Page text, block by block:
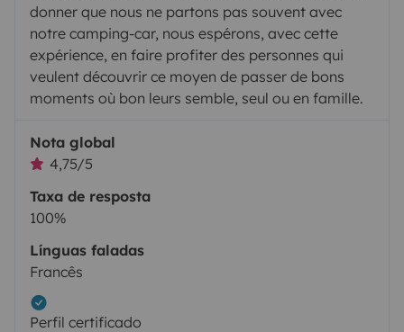
donner que nous ne partons pas souvent avec
notre camping-car, nous espérons, avec cette
expérience, en faire profiter des personnes qui
veulent découvrir ce moyen de passer de bons
moments où bon leurs semble, seul ou en famille.
Nota global
4,75/5
Taxa de resposta
100%
Línguas faladas
Francês
Perfil certificado